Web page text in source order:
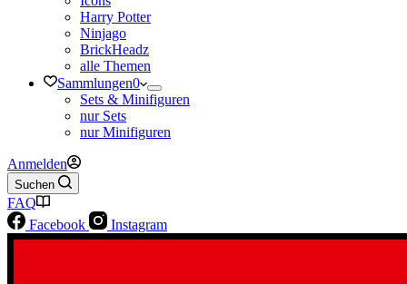
Harry Potter
Ninjago
BrickHeadz
alle Themen
Sammlungen0
Sets & Minifiguren
nur Sets
nur Minifiguren
Anmelden
Suchen
FAQ
Facebook
Instagram